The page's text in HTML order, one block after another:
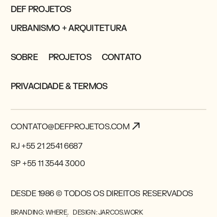
DEF PROJETOS
URBANISMO + ARQUITETURA
SOBRE PROJETOS CONTATO
PRIVACIDADE & TERMOS
CONTATO@DEFPROJETOS.COM
RJ +55 21 2541 6687
SP +55 11 3544 3000
DESDE 1986 © TODOS OS DIREITOS RESERVADOS
BRANDING: WHERE.
DESIGN: JARCOS.WORK